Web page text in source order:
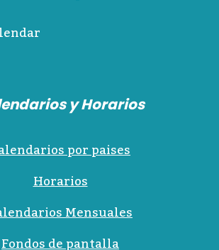
y Horarios
por paises
Horarios
Mensuales
Fondos de pantalla